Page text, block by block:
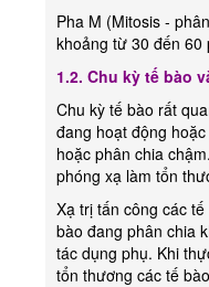
Pha M (Mitosis -
khoảng từ 30 đến 60
1.2. Chu kỳ tế bào
Chu kỳ tế bào rất
đang hoạt động
hoặc phân chia
phóng xạ làm tổn
Xạ trị tấn công các
bào đang phân chia
tác dụng phụ. Khi
tổn thương các tế